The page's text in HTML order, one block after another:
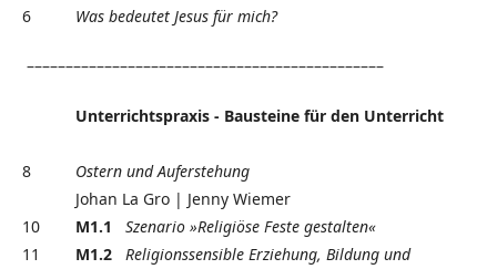
6 Was bedeutet Jesus für mich?
––––––––––––––––––––––––––––––––––––––––––––––
Unterrichtspraxis - Bausteine für den Unterricht
8 Ostern und Auferstehung
Johan La Gro | Jenny Wiemer
10 M1.1 Szenario »Religiöse Feste gestalten«
11 M1.2
Religionssensible Erziehung, Bildung und